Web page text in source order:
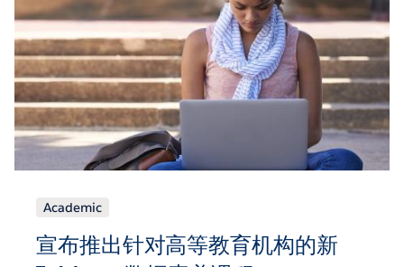
Academic
宣布推出针对高等教育机构的新